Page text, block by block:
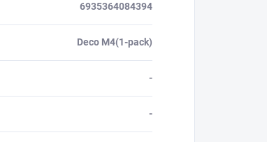
6935364084394
Deco M4(1-pack)
-
-